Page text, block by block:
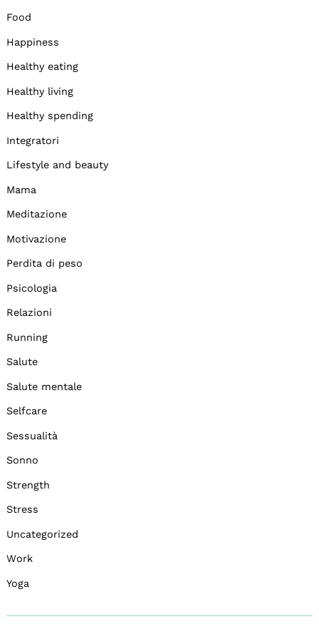
Food
Happiness
Healthy eating
Healthy living
Healthy spending
Integratori
Lifestyle and beauty
Mama
Meditazione
Motivazione
Perdita di peso
Psicologia
Relazioni
Running
Salute
Salute mentale
Selfcare
Sessualità
Sonno
Strength
Stress
Uncategorized
Work
Yoga